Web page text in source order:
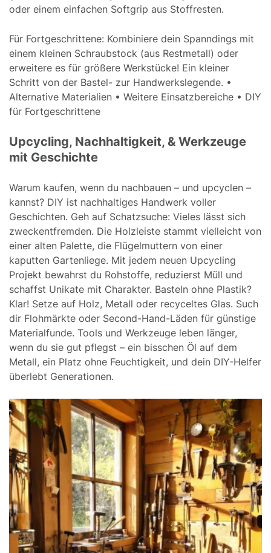
oder einem einfachen Softgrip aus Stoffresten.
Für Fortgeschrittene: Kombiniere dein Spanndings mit
einem kleinen Schraubstock (aus Restmetall) oder
erweitere es für größere Werkstücke! Ein kleiner
Schritt von der Bastel- zur Handwerkslegende. •
Alternative Materialien • Weitere Einsatzbereiche • DIY
für Fortgeschrittene
Upcycling, Nachhaltigkeit, & Werkzeuge
mit Geschichte
Warum kaufen, wenn du nachbauen – und upcyclen –
kannst? DIY ist nachhaltiges Handwerk voller
Geschichten. Geh auf Schatzsuche: Vieles lässt sich
zweckentfremden. Die Holzleiste stammt vielleicht von
einer alten Palette, die Flügelmuttern von einer
kaputten Gartenliege. Mit jedem neuen Upcycling
Projekt bewahrst du Rohstoffe, reduzierst Müll und
schaffst Unikate mit Charakter. Basteln ohne Plastik?
Klar! Setze auf Holz, Metall oder recyceltes Glas. Such
dir Flohmärkte oder Second-Hand-Läden für günstige
Materialfunde. Tools und Werkzeuge leben länger,
wenn du sie gut pflegst – ein bisschen Öl auf dem
Metall, ein Platz ohne Feuchtigkeit, und dein DIY-Helfer
überlebt Generationen.